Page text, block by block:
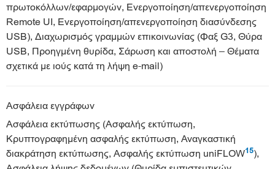
πρωτοκόλλων/εφαρμογών, Ενεργοποίηση/απενεργοποίηση
Remote UI, Ενεργοποίηση/απενεργοποίηση διασύνδεσης
USB), Διαχωρισμός γραμμών επικοινωνίας (Φαξ G3, Θύρα
USB, Προηγμένη θυρίδα, Σάρωση και αποστολή – Θέματα
σχετικά με ιούς κατά τη λήψη e-mail)
Ασφάλεια εγγράφων
Ασφάλεια εκτύπωσης (Ασφαλής εκτύπωση,
Κρυπτογραφημένη ασφαλής εκτύπωση, Αναγκαστική
διακράτηση εκτύπωσης, Ασφαλής εκτύπωση uniFLOW15),